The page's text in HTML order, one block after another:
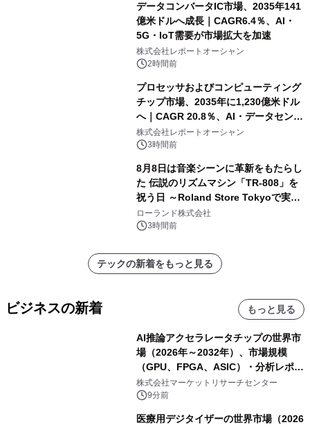
データコンバータIC市場、2035年141
億米ドルへ成長｜CAGR6.4％、AI・
5G・IoT需要が市場拡大を加速
株式会社レポートオーシャン
2時間前
プロセッサおよびコンピューティング
チップ市場、2035年に1,230億米ドル
へ｜CAGR 20.8％、AI・データセンタ
ー需要が成長を牽引
株式会社レポートオーシャン
3時間前
8月8日は音楽シーンに革新をもたらし
た 伝説のリズムマシン「TR-808」を
祝う日 ～Roland Store Tokyoで実機
を展示しての 記念キャンペーンを開
催 英国ラジオ「NTS」の 特別プログ
アーティストを フィーチャーしたアニ
メーションを公開～
ローランド株式会社
3時間前
テックの新着をもっと見る
ビジネスの新着 もっと見る
AI推論アクセラレータチップの世界市
場（2026年～2032年）、市場規模
（GPU、FPGA、ASIC）・分析レポー
トを発表
株式会社マーケットリサーチセンター
9分前
医療用デジタイザーの世界市場（2026